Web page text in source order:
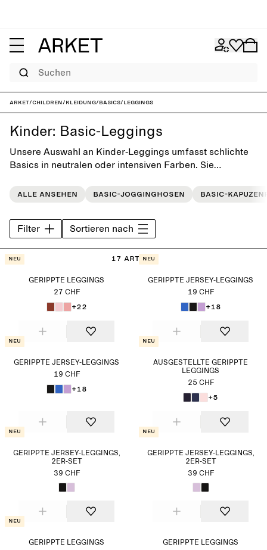
Suchen
ARKET/Children/Kleidung/Basics/Leggings
Kinder: Basic-Leggings
Unsere Auswahl an Kinder-Leggings umfasst schlichte
Basics in neutralen oder intensiven Farben. Sie
Morgen und sind somit eine vielseitige Ergänzung für
Alle ansehen Basic-Jogginghosen Basic-
Filter Sortieren nach
17 Artikel
Neu
GERIPPTE LEGGINGS
27 CHF
+22
Neu
GERIPPTE JERSEY-LEGGINGS
19 CHF
+18
Neu
GERIPPTE JERSEY-LEGGINGS
19 CHF
+18
Neu
AUSGESTELLTE GERIPPTE
LEGGINGS
25 CHF
+5
Neu
GERIPPTE JERSEY-LEGGINGS,
2ER-SET
39 CHF
Neu
GERIPPTE JERSEY-LEGGINGS,
2ER-SET
39 CHF
Neu
GERIPPTE LEGGINGS
GERIPPTE LEGGINGS